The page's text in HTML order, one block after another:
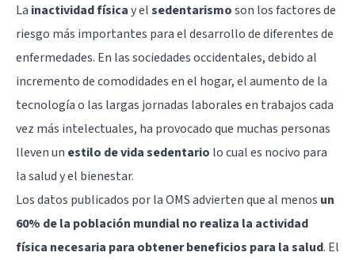
La inactividad físicay elsedentarismoson los factores de
riesgo más importantes para el desarrollo de diferentes de
enfermedades. En las sociedades occidentales, debido al
incremento de comodidades en el hogar, el aumento de la
tecnología o las largas jornadas laborales en trabajos cada
vez más intelectuales, ha provocado que muchas personas
lleven un estilo de vida sedentario lo cual es nocivo para
la salud y el bienestar.
Losdatos publicados por la OMSadvierten que al menos un
60% de la población mundial no realiza la actividad
física necesaria para obtener beneficios para la salud. El